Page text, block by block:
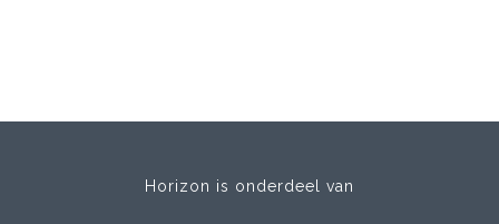
Horizon is onderdeel van